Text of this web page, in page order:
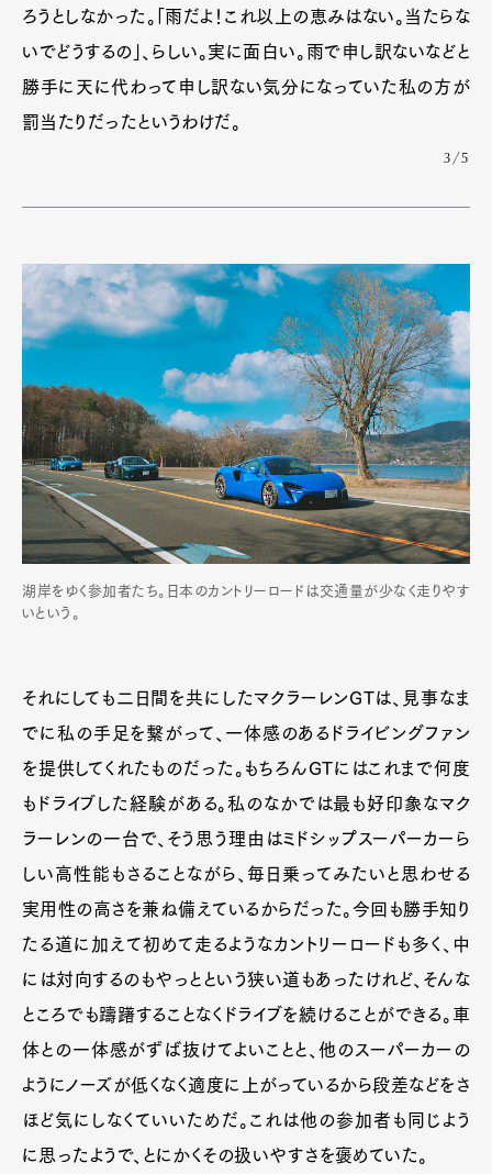
ろうとしなかった。「雨だよ！これ以上の恵みはない。当たらな
いでどうするの」、らしい。実に面白い。雨で申し訳ないなどと
勝手に天に代わって申し訳ない気分になっていた私の方が
罰当たりだったというわけだ。
3/5
湖岸をゆく参加者たち。日本のカントリーロードは交通量が少なく走りやす
いという。
それにしても二日間を共にしたマクラーレンGTは、見事なま
でに私の手足を繋がって、一体感のあるドライビングファン
を提供してくれたものだった。もちろんGTにはこれまで何度
もドライブした経験がある。私のなかでは最も好印象なマク
ラーレンの一台で、そう思う理由はミドシップスーパーカーら
しい高性能もさることながら、毎日乗ってみたいと思わせる
実用性の高さを兼ね備えているからだった。今回も勝手知り
たる道に加えて初めて走るようなカントリーロードも多く、中
には対向するのもやっとという狭い道もあったけれど、そんな
ところでも躊躇することなくドライブを続けることができる。車
体との一体感がずば抜けてよいことと、他のスーパーカーの
ようにノーズが低くなく適度に上がっているから段差などをさ
ほど気にしなくていいためだ。これは他の参加者も同じよう
に思ったようで、とにかくその扱いやすさを褒めていた。